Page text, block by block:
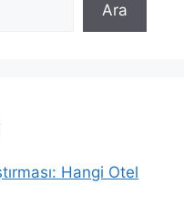
Ara
Hangi Otel